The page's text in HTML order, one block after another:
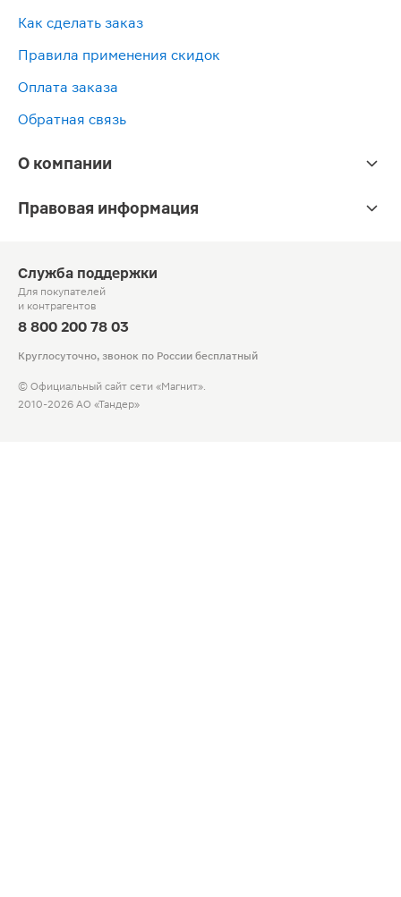
Как сделать заказ
Правила применения скидок
Оплата заказа
Обратная связь
О компании
Правовая информация
Служба поддержки
Для покупателей
и контрагентов
8 800 200 78 03
Круглосуточно, звонок по России бесплатный
© Официальный сайт сети «Магнит».
2010-2026 АО «Тандер»